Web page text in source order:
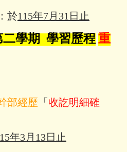
於115年7月31日止
學期 學習歷程重
部經歷 「 收訖明細確
年3月13日止